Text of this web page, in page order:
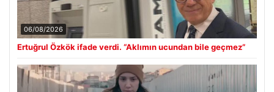
06/08/2026
Ertuğrul Özkök ifade verdi. “Aklımın ucundan bile geçmez”